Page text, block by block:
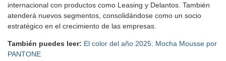
internacional con productos como Leasing y Delantos. También
atenderá nuevos segmentos, consolidándose como un socio
estratégico en el crecimiento de las empresas.
También puedes leer: El color del año 2025: Mocha Mousse por
PANTONE